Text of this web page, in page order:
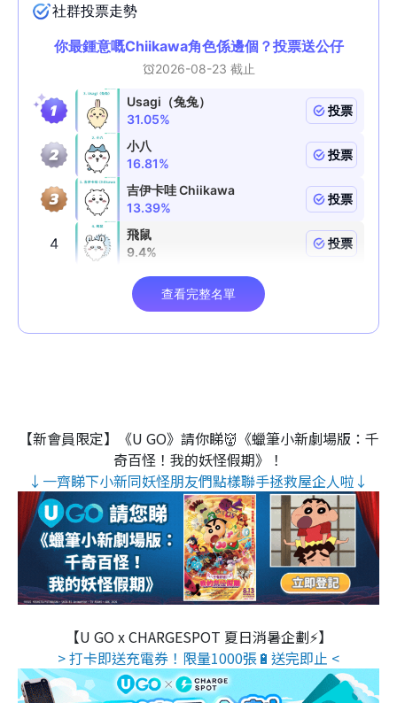
【新會員限定】《U GO》請你睇👹《蠟筆小新劇場版：千
奇百怪！我的妖怪假期》！
↓一齊睇下小新同妖怪朋友們點樣聯手拯救屋企人啦↓
【U GO x CHARGESPOT 夏日消暑企劃⚡】
> 打卡即送充電券！限量1000張🔋送完即止 <